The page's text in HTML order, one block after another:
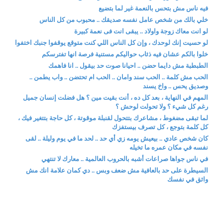
فيه ناس مش بتحس بالنعمة غير لما بتضيع
خلي بالك من شخص عامل نفسه صديقك .. محبوب من كل الناس
لو انت معاك زوجة واولاد .. يبقى انت فى نعمة كبيرة
لو حسيت إنك لوحدك ، وإن كل الناس اللي كنت متوقع يوقفوا جنبك اختفوا
خلوا بالكم عشان فيه ذئاب حواليكم مستنية فرصة انها تفترسكم
الطبطبة مش دايما حضن .. احيانا صوت حد بيقول .. انا فاهمك
الحب مش كلمة .. الحب سند وامان .. الحب ام تحتضن .. واب يطمن ..
وصديق يحس .. واخ يسند
المهم في النهاية ، بعد كل ده ، أنت بقيت مين ؟ هل فضلت إنسان جميل
رغم كل شيء ؟ ولا تحولت لوحش ؟
لما تبقى مضغوط ، مشاعرك بتتحول لقنبلة موقوتة ، كل حاجة بتتغير فيك ،
كل كلمة بتوجع ، كل تصرف بيستفزك
كان شخص عادي .. بيعيش يومه زي أي حد .. لحد ما في يوم وليلة .. لقى
نفسه في مكان عمره ما تخيله
في ناس جواها صراعات أشبه بالحروب العالمية .. معارك لا تنتهي
السيطرة على حد بالعافية مش ضعف وبس .. دي كمان علامة انك مش
واثق في نفسك